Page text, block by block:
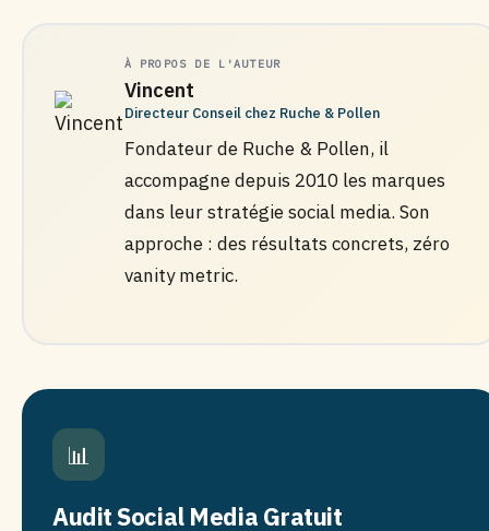
À PROPOS DE L'AUTEUR
Vincent
Directeur Conseil chez Ruche & Pollen
Fondateur de Ruche & Pollen, il
accompagne depuis 2010 les marques
dans leur stratégie social media. Son
approche : des résultats concrets, zéro
vanity metric.
📊
Audit Social Media Gratuit